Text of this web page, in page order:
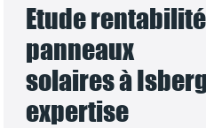
Etude
panneaux
solaires à
expertise